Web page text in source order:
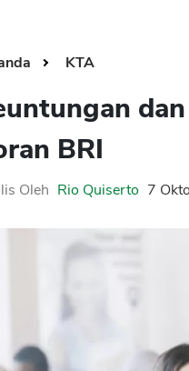
KTA
BRI
Oleh Rio Quiserto 7